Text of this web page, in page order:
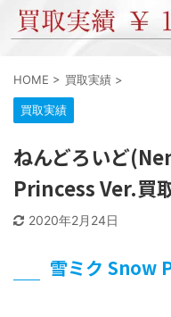
HOME > 買取実績 >
買取実績
ねんどろいど
Princess Ver.買
2020年2月24日
雪ミク Snow